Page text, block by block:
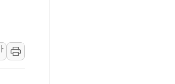
라 드론으로 나토 회원국 공격 검토… 거짓 깃발 작전"
젠슨 황 재회…로봇·AI 데이터센터·모빌리티 구체화